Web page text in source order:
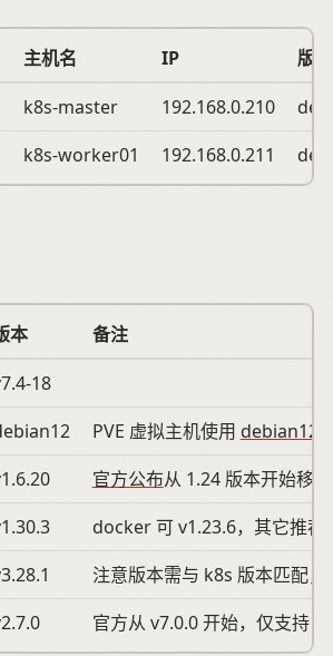
主机名 IP
版本
k8s-master 192.168.0.210
k8s-worker01 192.168.0.211
本
备注
18
PVE 虚拟主机使用 debian12
官方公布从 1.24 版本开始移
docker 可 v1.23.6，其它推荐
注意版本需与 k8s 版本匹配，
官方从 v7.0.0 开始，仅支持